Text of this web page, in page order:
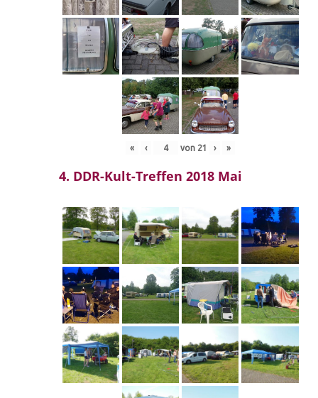
« ‹ von 21 › »
4. DDR-Kult-Treffen 2018 Mai